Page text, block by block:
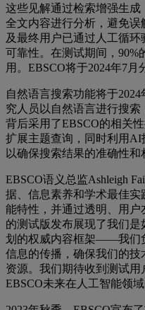
这些见解通过检索增强生
全文内容进行分析，避免误
及最终用户已通过人工循
可靠性。在测试期间，
用。EBSCO将于2024年7月
自然语言搜索功能将于
究人员以自然语言进行搜
背后采用了EBSCO的相关
扩展主题查询，同时利用AI
以确保搜索结果的准确性和
EBSCO语义总监Ashleigh
据、信息素养和学术最佳
能特性，并通过透明、用户
的测试版发布展现了我们
划的权威内容框架——我们
信息的传播，确保我们的
资源。我们期待收到测试
EBSCO未来在人工智能领